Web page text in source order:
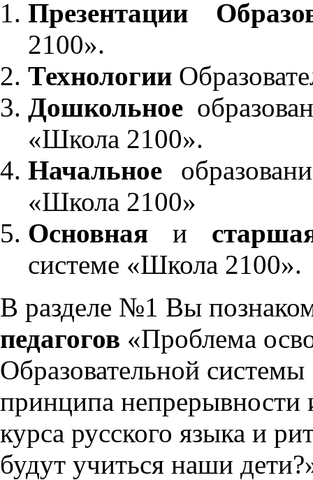
Презентации
2100».
Технологии
Дошкольное
«Школа 2100».
Начальное
«Школа 2100»
Основнаяи
системе «Школа 2100».
В разделе №1 Вы
педагогов «Проблема
Образовательной
принципа непрерывности
курса русского языка и
будут учиться наши